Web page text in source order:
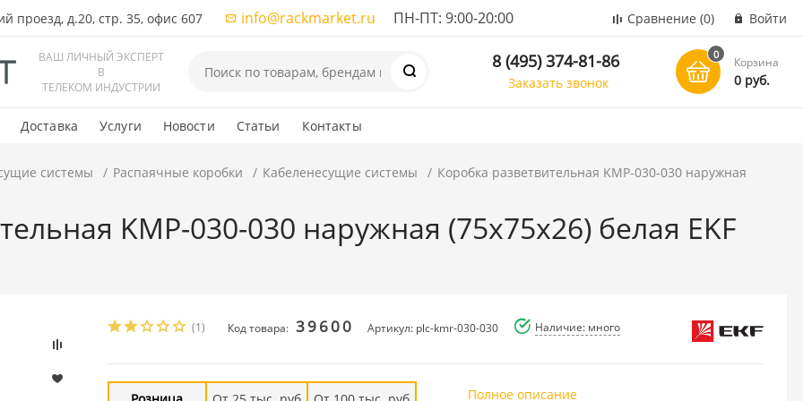
проезд, д.20, стр. 35, офис 607 info@rackmarket.ru ПН-ПТ: 9:00-20:00 Сравнение (0) Войти
ВАШ ЛИЧНЫЙ ЭКСПЕРТ
В
ТЕЛЕКОМ ИНДУСТРИИ
8 (495) 374-81-86
Заказать звонок
0
Корзина
0 руб.
Доставка Услуги Новости Статьи Контакты
системы Распаячные коробки Кабеленесущие системы Коробка разветвительная KMP-030-030 наружная
KMP-030-030 наружная (75х75х26) белая EKF
(1) Код товара: 39600 Артикул: plc-kmr-030-030 Наличие: много
Полное описание